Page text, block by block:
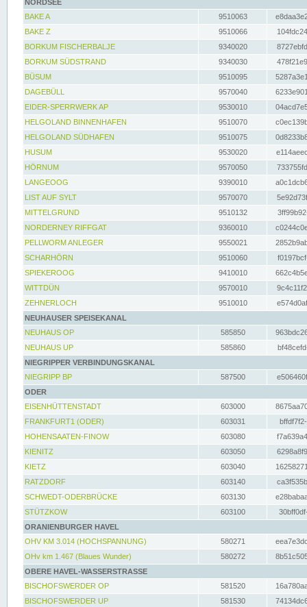
NORDSEE
BAKE A
9510063
BAKE Z
9510066
BORKUM FISCHERBALJE
9340020
BORKUM SÜDSTRAND
9340030
BÜSUM
9510095
DAGEBÜLL
9570040
EIDER-SPERRWERK AP
9530010
HELGOLAND BINNENHAFEN
9510070
HELGOLAND SÜDHAFEN
9510075
HUSUM
9530020
HÖRNUM
9570050
LANGEOOG
9390010
LIST AUF SYLT
9570070
MITTELGRUND
9510132
NORDERNEY RIFFGAT
9360010
PELLWORM ANLEGER
9550021
SCHARHÖRN
9510060
SPIEKEROOG
9410010
WITTDÜN
9570010
ZEHNERLOCH
9510010
NEUHAUSER SPEISEKANAL
NEUHAUS OP
585850
NEUHAUS UP
585860
NIEGRIPPER VERBINDUNGSKANAL
NIEGRIPP BP
587500
ODER
EISENHÜTTENSTADT
603000
FRANKFURT1 (ODER)
603031
HOHENSAATEN-FINOW
603080
KIENITZ
603050
KIETZ
603040
RATZDORF
603140
SCHWEDT-ODERBRÜCKE
603130
STÜTZKOW
603100
ORANIENBURGER HAVEL
OHV KM 3.014 (HOCHSPANNUNG)
580271
OHv km 1.467 (Blaues Wunder)
580272
OBERE HAVEL-WASSERSTRASSE
BISCHOFSWERDER OP
581520
BISCHOFSWERDER UP
581530